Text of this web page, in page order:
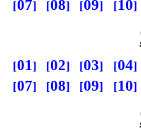
07 08 09 10
01 02 03 04
07
08 09 10